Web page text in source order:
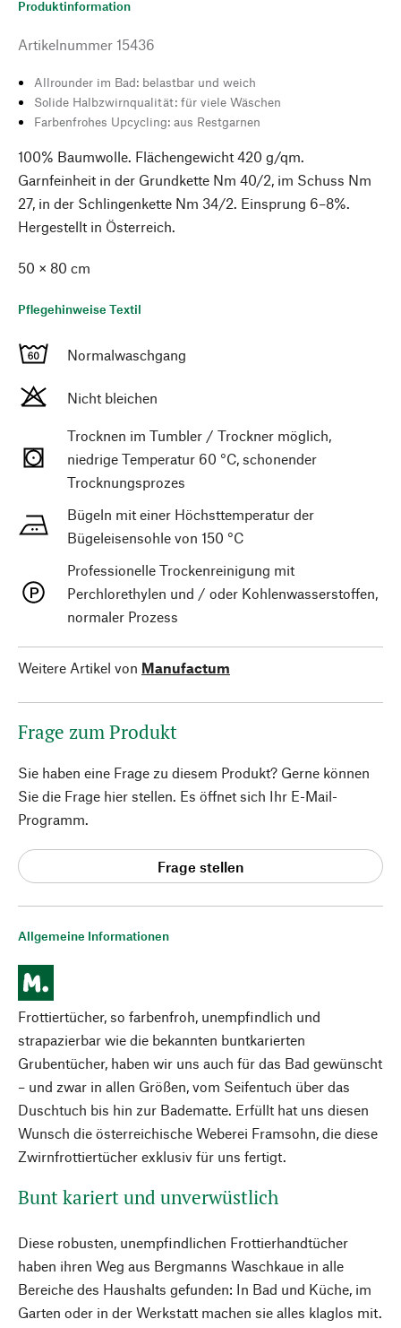
Allgemeine Informationen
Frottiertücher, so farbenfroh, unempfindlich und
strapazierbar wie die bekannten buntkarierten
Grubentücher, haben wir uns auch für das Bad gewünscht
– und zwar in allen Größen, vom Seifentuch über das
Duschtuch bis hin zur Badematte. Erfüllt hat uns diesen
Wunsch die österreichische Weberei Framsohn, die diese
Zwirnfrottiertücher exklusiv für uns fertigt.
Bunt kariert und unverwüstlich
Diese robusten, unempfindlichen Frottierhandtücher
haben ihren Weg aus Bergmanns Waschkaue in alle
Bereiche des Haushalts gefunden: In Bad und Küche, im
Garten oder in der Werkstatt machen sie alles klaglos mit.
Produktinformation
Artikelnummer 15436
Allrounder im Bad: belastbar und weich
Solide Halbzwirnqualität: für viele Wäschen
Farbenfrohes Upcycling: aus Restgarnen
100% Baumwolle. Flächengewicht 420 g/qm.
Garnfeinheit in der Grundkette Nm 40/2, im Schuss Nm
27, in der Schlingenkette Nm 34/2. Einsprung 6–8%.
Hergestellt in Österreich.
50 × 80 cm
Pflegehinweise Textil
Normalwaschgang
Nicht bleichen
Trocknen im Tumbler / Trockner möglich,
niedrige Temperatur 60 °C, schonender
Trocknungsprozes
Bügeln mit einer Höchsttemperatur der
Bügeleisensohle von 150 °C
Professionelle Trockenreinigung mit
Perchlorethylen und / oder Kohlenwasserstoffen,
normaler Prozess
Weitere Artikel von Manufactum
Frage zum Produkt
Sie haben eine Frage zu diesem Produkt? Gerne können
Sie die Frage hier stellen. Es öffnet sich Ihr E-Mail-
Programm.
Frage stellen